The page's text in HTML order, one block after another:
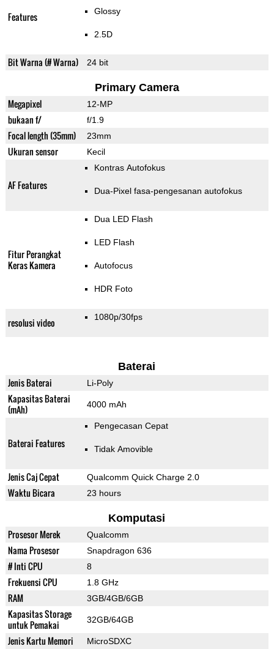
Features Glossy
2.5D
Bit Warna (# Warna) 24 bit
Primary Camera
Megapixel 12-MP
bukaan f/ f/1.9
Focal length (35mm) 23mm
Ukuran sensor Kecil
AF Features
Kontras Autofokus
Dua-Pixel fasa-pengesanan autofokus
Fitur Perangkat
Keras Kamera
Dua LED Flash
LED Flash
Autofocus
HDR Foto
resolusi video 1080p/30fps
Baterai
Jenis Baterai Li-Poly
Kapasitas Baterai
(mAh)
4000 mAh
Baterai Features
Pengecasan Cepat
Tidak Amovible
Jenis Caj Cepat Qualcomm Quick Charge 2.0
Waktu Bicara 23 hours
Komputasi
Prosesor Merek Qualcomm
Nama Prosesor Snapdragon 636
# Inti CPU 8
Frekuensi CPU 1.8 GHz
RAM 3GB/4GB/6GB
Kapasitas Storage
untuk Pemakai
32GB/64GB
Jenis Kartu Memori MicroSDXC